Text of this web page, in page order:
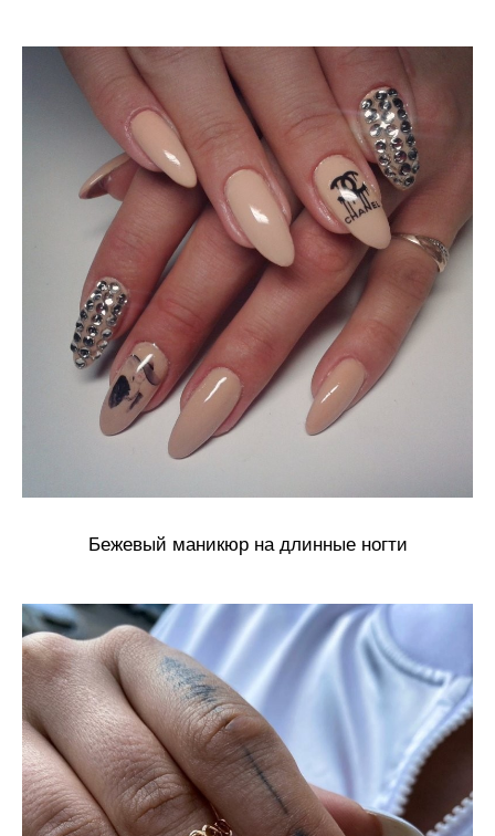
Бежевый маникюр на длинные ногти